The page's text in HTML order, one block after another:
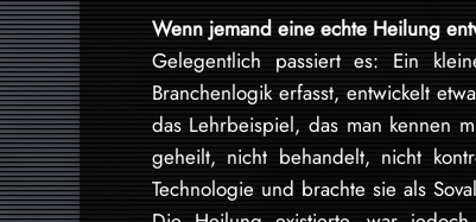
Wenn jemand eine echte Heilung
Gelegentlich passiert es: Ein
Branchenlogik erfasst, entwickelt
das Lehrbeispiel, das man kennen
geheilt, nicht behandelt, nicht
Technologie und brachte sie als